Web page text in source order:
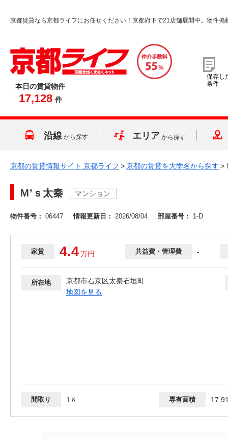
京都賃貸なら京都ライフにお任せください！京都府下で21店舗展開中。物件掲
本日の賃貸物件
17,128 件
保存し
条件
沿線 から探す エリア から探す
京都の賃貸情報サイト 京都ライフ >京都の賃貸を大学名から探す >
Ｍ’ｓ太秦 マンション
物件番号： 06447 情報更新日： 2026/08/04 部屋番号： 1-D
家賃 4.4万円 共益費・管理費 -
所在地
京都市右京区太秦石垣町
地図を見る
間取り 1Ｋ 専有面積